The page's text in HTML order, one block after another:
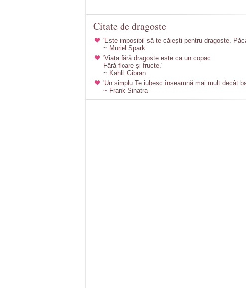
Citate de dragoste
'Este imposibil să te căiești pentru dragoste.
~ Muriel Spark
'Viața fără dragoste este ca un copac
Fără floare și fructe.'
~ Kahlil Gibran
'Un simplu Te iubesc înseamnă mai mult decât
~ Frank Sinatra